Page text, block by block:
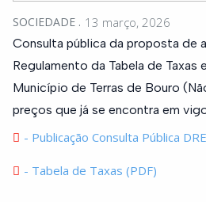
SOCIEDADE 13 março, 2026
Consulta pública da proposta de
Regulamento da Tabela de
Município de Terras de Bouro
preços que já se encontra em
- Publicação Consulta Pública
- Tabela de Taxas (PDF)